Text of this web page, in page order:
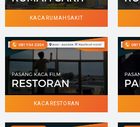
KACA RUMAH SAKIT
KACA RESTORAN